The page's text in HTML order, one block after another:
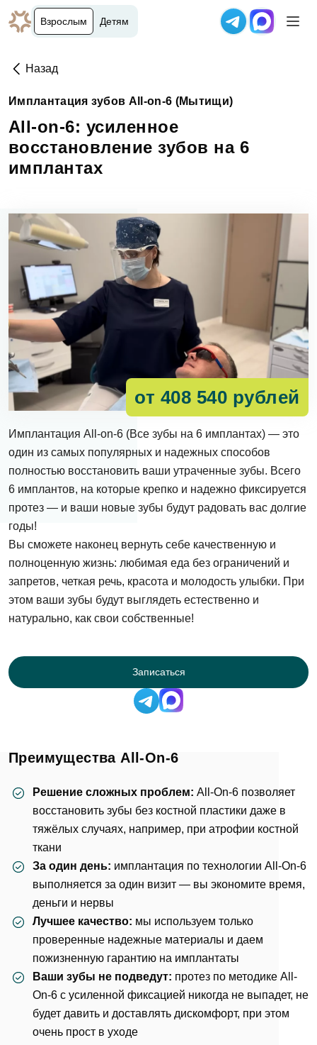
Взрослым Детям
Назад
All-оn-6: усиленное
восстановление зубов на 6
имплантах
Имплантация зубов All-on-6 (Мытищи)
от 408 540 рублей
Имплантация All-on-6 (Все зубы на 6 имплантах) — это
один из самых популярных и надежных способов
полностью восстановить ваши утраченные зубы. Всего
6 имплантов, на которые крепко и надежно фиксируется
протез — и ваши новые зубы будут радовать вас долгие
годы!
Вы сможете наконец вернуть себе качественную и
полноценную жизнь: любимая еда без ограничений и
запретов, четкая речь, красота и молодость улыбки. При
этом ваши зубы будут выглядеть естественно и
натурально, как свои собственные!
Записаться
Преимущества All-On-6
Решение сложных проблем: All-On-6 позволяет
восстановить зубы без костной пластики даже в
тяжёлых случаях, например, при атрофии костной
ткани
За один день: имплантация по технологии All-On-6
выполняется за один визит — вы экономите время,
деньги и нервы
Лучшее качество: мы используем только
проверенные надежные материалы и даем
пожизненную гарантию на имплантаты
Ваши зубы не подведут: протез по методике All-
On-6 с усиленной фиксацией никогда не выпадет, не
будет давить и доставлять дискомфорт, при этом
очень прост в уходе